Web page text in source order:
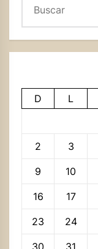
D L
2 3
9 10
16 17
23 24